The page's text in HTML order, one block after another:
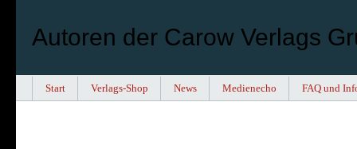
Autoren der Carow Verlags
Start Verlags-Shop News Medienecho FAQ und